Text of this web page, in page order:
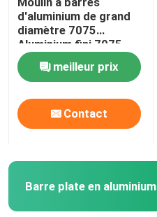
d'aluminium de grand
diamètre 7075
Aluminium fini 7075
T651 Astm Standard
meilleur prix
Contact
Barre plate en aluminium